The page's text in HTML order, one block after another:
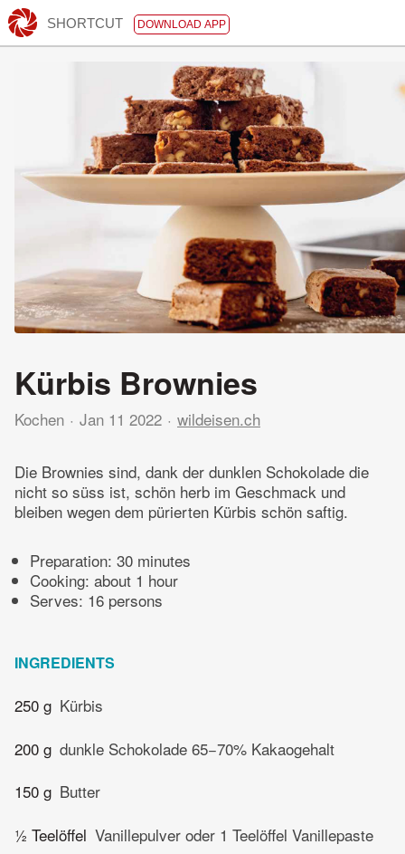
SHORTCUT DOWNLOAD APP
Kürbis Brownies
Kochen Jan 11 2022 wildeisen.ch
Die Brownies sind, dank der dunklen Schokolade die
nicht so süss ist, schön herb im Geschmack und
bleiben wegen dem pürierten Kürbis schön saftig.
Preparation: 30 minutes
Cooking: about 1 hour
Serves: 16 persons
INGREDIENTS
250 g Kürbis
200 g dunkle Schokolade 65−70% Kakaogehalt
150 g Butter
½ Teelöffel Vanillepulver oder 1 Teelöffel Vanillepaste